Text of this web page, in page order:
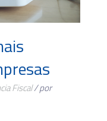
Fiscal/ por